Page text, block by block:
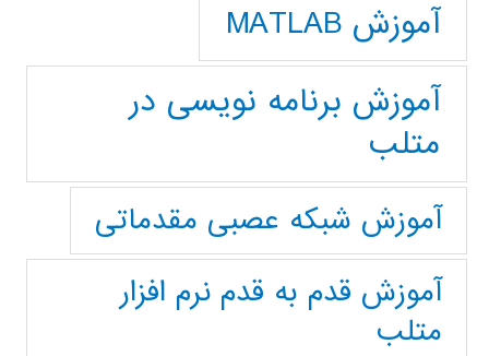
آموزش MATLAB
آموزش برنامه نویسی در
متلب
آموزش شبکه عصبی مقدماتی
آموزش قدم به قدم نرم افزار
متلب